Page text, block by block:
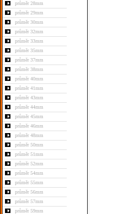
průměr 28mm
průměr 29mm
průměr 30mm
průměr 32mm
průměr 33mm
průměr 35mm
průměr 37mm
průměr 38mm
průměr 40mm
průměr 41mm
průměr 43mm
průměr 44mm
průměr 45mm
průměr 46mm
průměr 48mm
průměr 50mm
průměr 51mm
průměr 52mm
průměr 54mm
průměr 55mm
průměr 56mm
průměr 57mm
průměr 59mm